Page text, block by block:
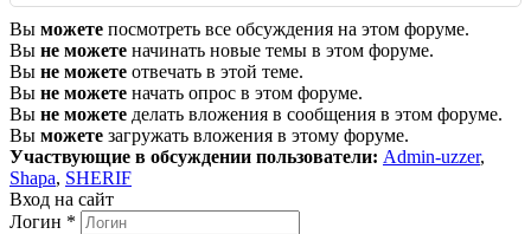
Вы можете посмотреть все обсуждения на этом форуме.
Вы не можете начинать новые темы в этом форуме.
Вы не можете отвечать в этой теме.
Вы не можете начать опрос в этом форуме.
Вы не можете делать вложения в сообщения в этом форуме.
Вы можете загружать вложения в этому форуме.
Участвующие в обсуждении пользователи: Admin-uzzer,
Shapa, SHERIF
Вход на сайт
Логин *